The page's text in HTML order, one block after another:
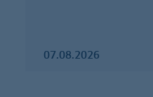
07.08.2026